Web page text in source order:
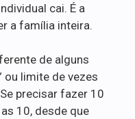
cai. É a
a família inteira.
de alguns
ou limite de vezes
precisar fazer 10
10, desde que